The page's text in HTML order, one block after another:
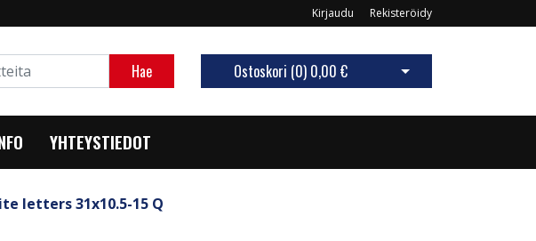
Kirjaudu Rekisteröidy
Hae Ostoskori (0) 0,00 € Avaa ostoskori
YHTEYSTIEDOT
letters 31x10.5-15 Q